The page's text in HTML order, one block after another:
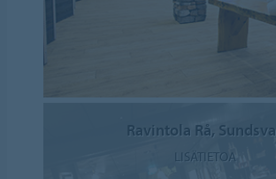
Ravintola Rå, Sundsvall
LISÄTIETOA